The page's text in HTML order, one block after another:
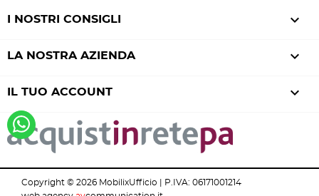
I NOSTRI CONSIGLI 
LA NOSTRA AZIENDA 
IL TUO ACCOUNT 
Copyright © 2026 MobilixUfficio | P.IVA: 06171001214